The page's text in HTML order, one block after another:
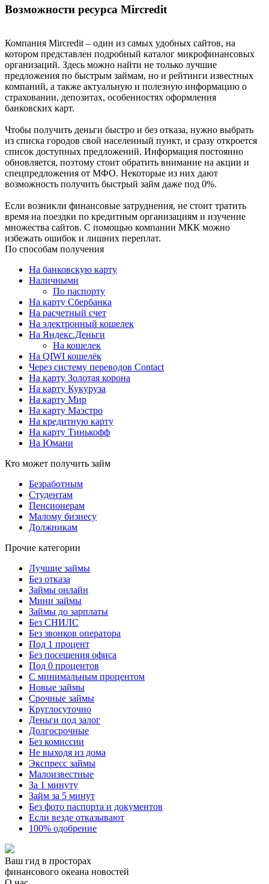
Возможности ресурса Mircredit
Компания Mircredit – один из самых удобных сайтов, на
котором представлен подробный каталог микрофинансовых
организаций. Здесь можно найти не только лучшие
предложения по быстрым займам, но и рейтинги известных
компаний, а также актуальную и полезную информацию о
страховании, депозитах, особенностях оформления
банковских карт.
Чтобы получить деньги быстро и без отказа, нужно выбрать
из списка городов свой населенный пункт, и сразу откроется
список доступных предложений. Информация постоянно
обновляется, поэтому стоит обратить внимание на акции и
спецпредложения от МФО. Некоторые из них дают
возможность получить быстрый займ даже под 0%.
Если возникли финансовые затруднения, не стоит тратить
время на поездки по кредитным организациям и изучение
множества сайтов. С помощью компании МКК можно
избежать ошибок и лишних переплат.
По способам получения
На банковскую карту
Наличными
По паспорту
На карту Сбербанка
На расчетный счет
На электронный кошелек
На Яндекс.Деньги
На кошелек
На QIWI кошелёк
Через систему переводов Contact
На карту Золотая корона
На карту Кукуруза
На карту Мир
На карту Маэстро
На кредитную карту
На карту Тинькофф
На Юмани
Кто может получить займ
Безработным
Студентам
Пенсионерам
Малому бизнесу
Должникам
Прочие категории
Лучшие займы
Без отказа
Займы онлайн
Мини займы
Займы до зарплаты
Без СНИЛС
Без звонков оператора
Под 1 процент
Без посещения офиса
Под 0 процентов
С минимальным процентом
Новые займы
Срочные займы
Круглосуточно
Деньги под залог
Долгосрочные
Без комиссии
Не выходя из дома
Экспресс займы
Малоизвестные
За 1 минуту
Займ за 5 минут
Без фото паспорта и документов
Если везде отказывают
100% одобрение
Ваш гид в просторах
финансового океана новостей